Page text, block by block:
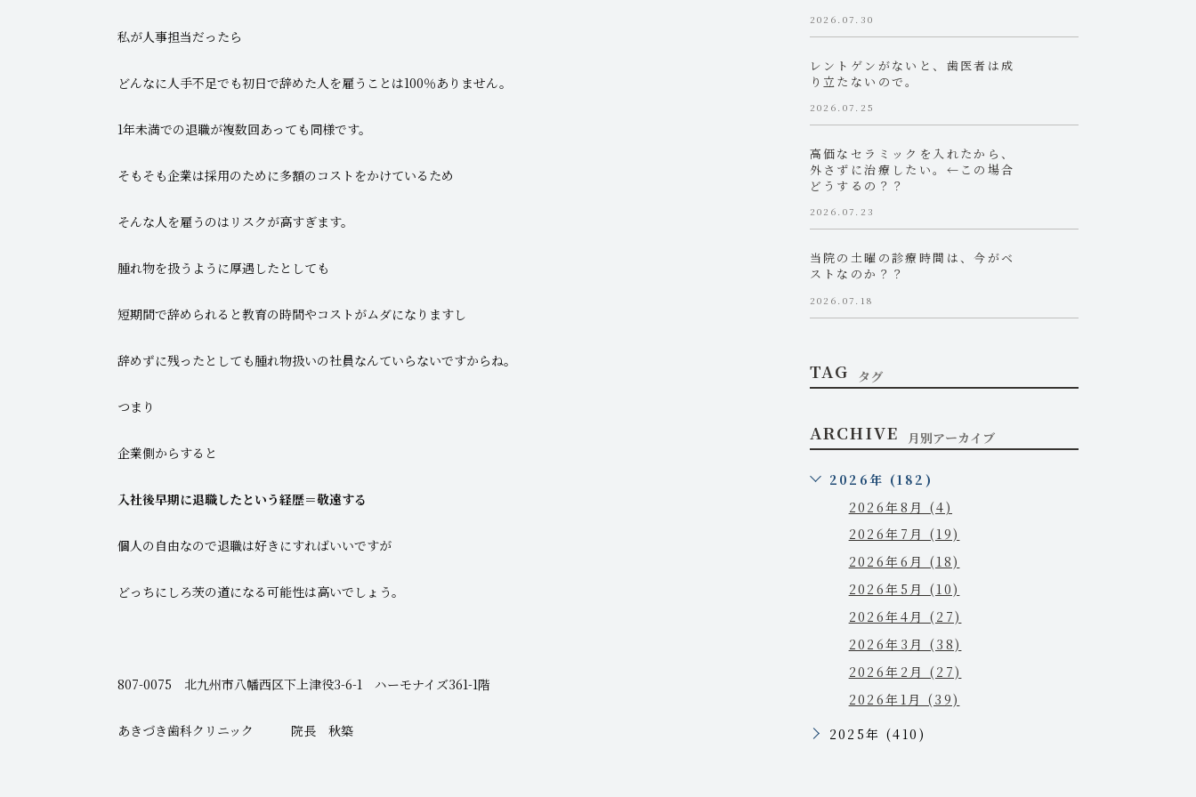
私が人事担当だったら
どんなに人手不足でも初日で辞めた人を雇うことは100％ありません。
1年未満での退職が複数回あっても同様です。
そもそも企業は採用のために多額のコストをかけているため
そんな人を雇うのはリスクが高すぎます。
腫れ物を扱うように厚遇したとしても
短期間で辞められると教育の時間やコストがムダになりますし
辞めずに残ったとしても腫れ物扱いの社員なんていらないですからね。
つまり
企業側からすると
入社後早期に退職したという経歴＝敬遠する
個人の自由なので退職は好きにすればいいですが
どっちにしろ茨の道になる可能性は高いでしょう。
807-0075 北九州市八幡西区下上津役3-6-1 ハーモナイズ361-1階
あきづき歯科クリニック 院長 秋築
2026.07.30
レントゲンがないと、歯医者は成
り立たないので。
2026.07.25
高価なセラミックを入れたから、
外さずに治療したい。←この場合
どうするの？？
2026.07.23
当院の土曜の診療時間は、今がベ
ストなのか？？
2026.07.18
TAG タグ
ARCHIVE 月別アーカイブ
2026年 (182)
2026年8月 (4)
2026年7月 (19)
2026年6月 (18)
2026年5月 (10)
2026年4月 (27)
2026年3月 (38)
2026年2月 (27)
2026年1月 (39)
2025年 (410)